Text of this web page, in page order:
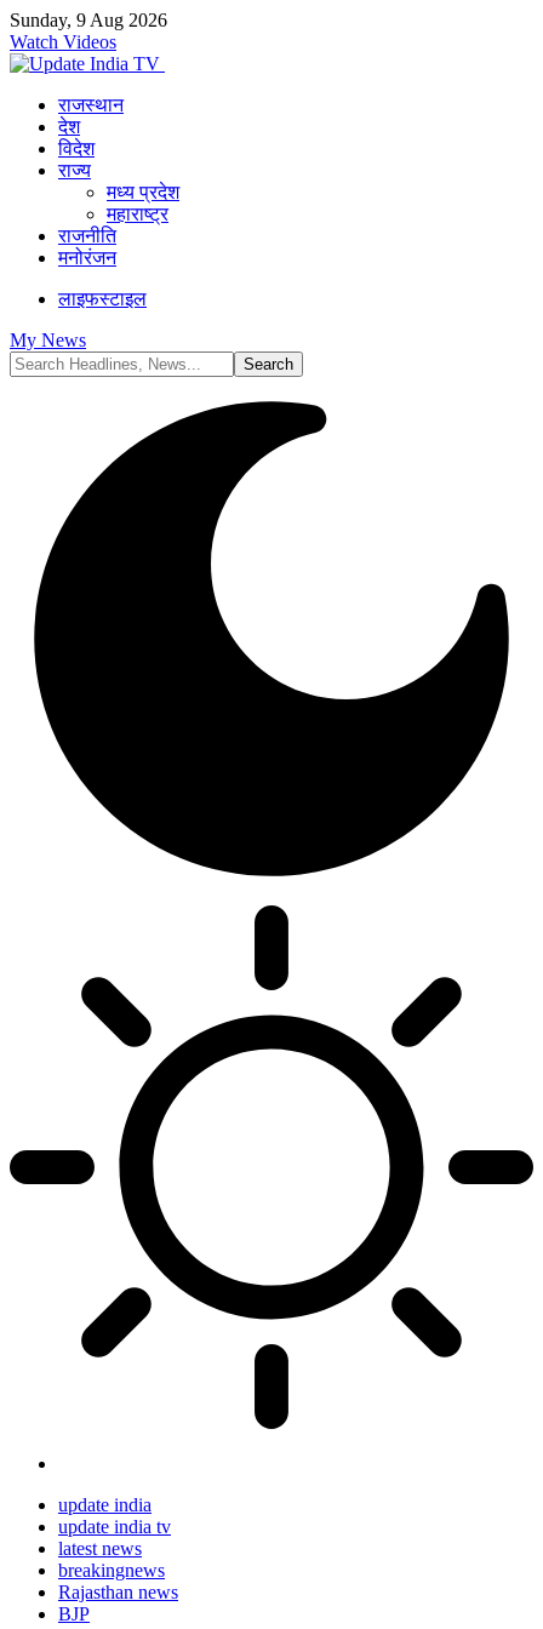
Sunday, 9 Aug 2026
Watch Videos
राजस्थान
देश
विदेश
राज्य
मध्य प्रदेश
महाराष्ट्र
राजनीति
मनोरंजन
लाइफस्टाइल
My News
update india
update india tv
latest news
breakingnews
Rajasthan news
BJP